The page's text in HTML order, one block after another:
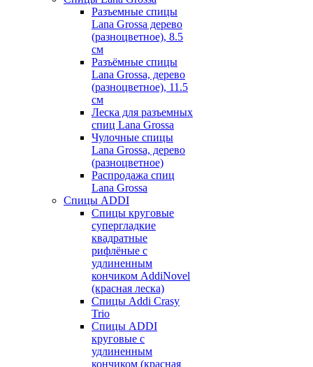
Разъемные спицы
Lana Grossa дерево
(разноцветное), 8.5
см
Разъёмные спицы
Lana Grossa, дерево
(разноцветное), 11.5
см
Леска для разъемных
спиц Lana Grossa
Чулочные спицы
Lana Grossa, дерево
(разноцветное)
Распродажа спиц
Lana Grossa
Спицы ADDI
Спицы круговые
супергладкие
квадратные
рифлёные с
удлиненным
кончиком AddiNovel
(красная леска)
Спицы Addi Crasy
Trio
Спицы ADDI
круговые с
удлиненным
кончиком (красная